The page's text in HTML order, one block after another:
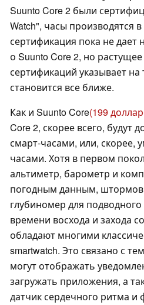
Suunto Core 2 были
Watch", часы производятся
сертификация пока не дает
о Suunto Core 2, но
сертификаций указывает на
становится все ближе.
Как и Suunto Core(199
Core 2, скорее всего, будут
смарт-часами, или,
часами. Хотя в первом
альтиметр, барометр и
погодным данным,
глубиномер для
времени восхода и захода
обладают многими
smartwatch. Это связано с
могут отображать
загружать приложения, а
датчик сердечного ритма и